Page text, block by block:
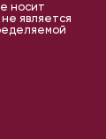
носит
является